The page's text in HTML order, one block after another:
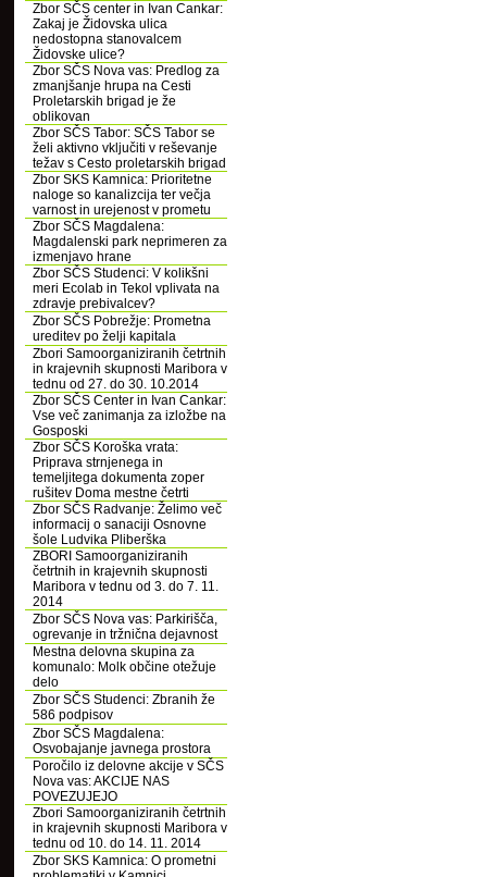
Zbor SČS center in Ivan Cankar:
Zakaj je Židovska ulica
nedostopna stanovalcem
Židovske ulice?
Zbor SČS Nova vas: Predlog za
zmanjšanje hrupa na Cesti
Proletarskih brigad je že
oblikovan
Zbor SČS Tabor: SČS Tabor se
želi aktivno vključiti v reševanje
težav s Cesto proletarskih brigad
Zbor SKS Kamnica: Prioritetne
naloge so kanalizcija ter večja
varnost in urejenost v prometu
Zbor SČS Magdalena:
Magdalenski park neprimeren za
izmenjavo hrane
Zbor SČS Studenci: V kolikšni
meri Ecolab in Tekol vplivata na
zdravje prebivalcev?
Zbor SČS Pobrežje: Prometna
ureditev po želji kapitala
Zbori Samoorganiziranih četrtnih
in krajevnih skupnosti Maribora v
tednu od 27. do 30. 10.2014
Zbor SČS Center in Ivan Cankar:
Vse več zanimanja za izložbe na
Gosposki
Zbor SČS Koroška vrata:
Priprava strnjenega in
temeljitega dokumenta zoper
rušitev Doma mestne četrti
Zbor SČS Radvanje: Želimo več
informacij o sanaciji Osnovne
šole Ludvika Pliberška
ZBORI Samoorganiziranih
četrtnih in krajevnih skupnosti
Maribora v tednu od 3. do 7. 11.
2014
Zbor SČS Nova vas: Parkirišča,
ogrevanje in tržnična dejavnost
Mestna delovna skupina za
komunalo: Molk občine otežuje
delo
Zbor SČS Studenci: Zbranih že
586 podpisov
Zbor SČS Magdalena:
Osvobajanje javnega prostora
Poročilo iz delovne akcije v SČS
Nova vas: AKCIJE NAS
POVEZUJEJO
Zbori Samoorganiziranih četrtnih
in krajevnih skupnosti Maribora v
tednu od 10. do 14. 11. 2014
Zbor SKS Kamnica: O prometni